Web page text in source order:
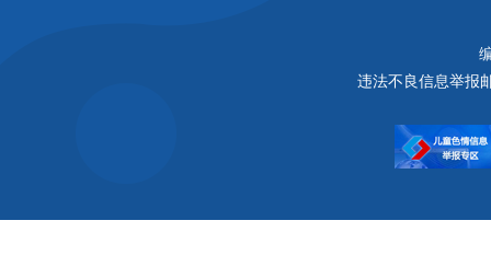
违法不良信息举报